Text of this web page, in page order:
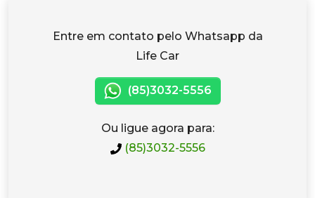
Entre em contato pelo Whatsapp da
Life Car
(85)3032-5556
Ou ligue agora para:
(85)3032-5556